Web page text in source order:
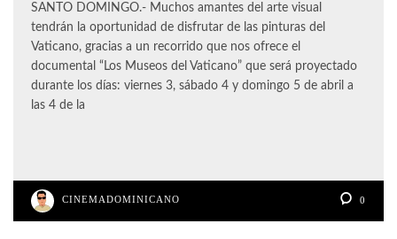
SANTO DOMINGO.- Muchos amantes del arte visual
tendrán la oportunidad de disfrutar de las pinturas del
Vaticano, gracias a un recorrido que nos ofrece el
documental “Los Museos del Vaticano” que será proyectado
durante los días: viernes 3, sábado 4 y domingo 5 de abril a
las 4 de la
CINEMADOMINICANO 0